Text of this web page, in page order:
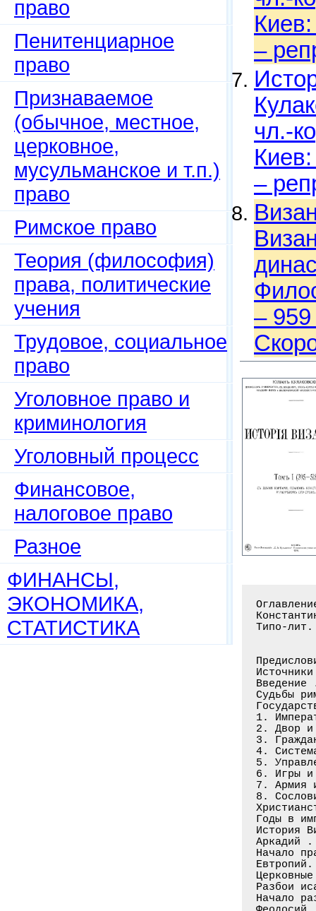
право
Пенитенциарное
право
Признаваемое
(обычное, местное,
церковное,
мусульманское и т.п.)
право
Римское право
Теория (философия)
права, политические
учения
Трудовое, социальное
право
Уголовное право и
криминология
Уголовный процесс
Финансовое,
налоговое право
Разное
ФИНАНСЫ,
ЭКОНОМИКА,
СТАТИСТИКА
–
чл.-
–
–
Типо-
1.
2. Двор
3.
4.
5.
6.
7.
8.
Годы
Разбои
Начало